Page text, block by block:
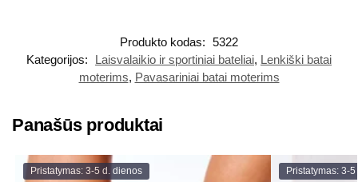
Produkto kodas: 5322
Kategorijos:
Laisvalaikio ir sportiniai bateliai, Lenkiški batai
moterims, Pavasariniai batai moterims
Panašūs produktai
Pristatymas: 3-5 d. dienos Pristatymas: 3-